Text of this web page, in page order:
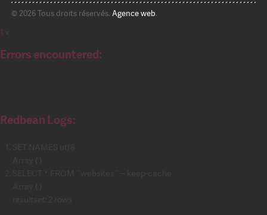
© 2026 Tous droits réservés. Agence web.
1
Errors encountered:
Redbean Logs: